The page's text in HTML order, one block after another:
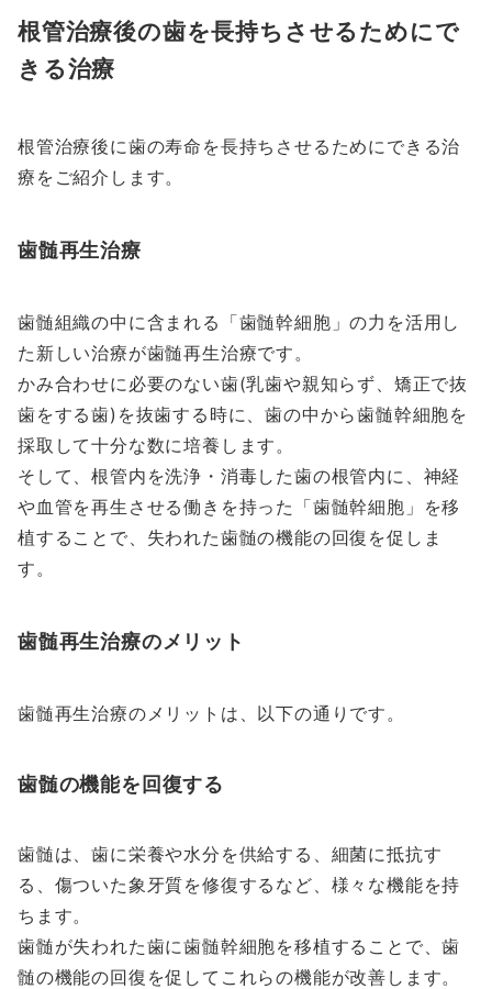
根管治療後の歯を長持ちさせるためにで
きる治療
根管治療後に歯の寿命を長持ちさせるためにできる治
療をご紹介します。
歯髄再生治療
歯髄組織の中に含まれる「歯髄幹細胞」の力を活用し
た新しい治療が歯髄再生治療です。
かみ合わせに必要のない歯(乳歯や親知らず、矯正で抜
歯をする歯)を抜歯する時に、歯の中から歯髄幹細胞を
採取して十分な数に培養します。
そして、根管内を洗浄・消毒した歯の根管内に、神経
や血管を再生させる働きを持った「歯髄幹細胞」を移
植することで、失われた歯髄の機能の回復を促しま
す。
歯髄再生治療のメリット
歯髄再生治療のメリットは、以下の通りです。
歯髄の機能を回復する
歯髄は、歯に栄養や水分を供給する、細菌に抵抗す
る、傷ついた象牙質を修復するなど、様々な機能を持
ちます。
歯髄が失われた歯に歯髄幹細胞を移植することで、歯
髄の機能の回復を促してこれらの機能が改善します。